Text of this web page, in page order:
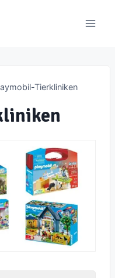
Tierkliniken